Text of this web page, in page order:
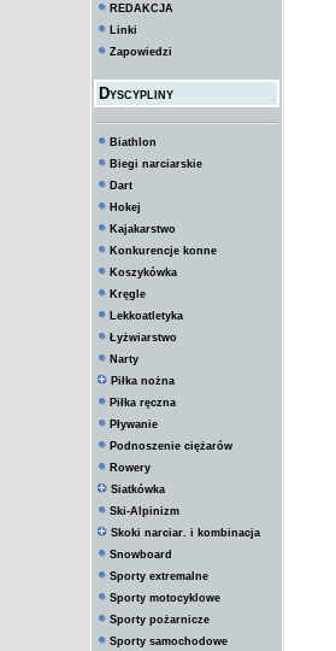
REDAKCJA
Linki
Zapowiedzi
Dyscypliny
Biathlon
Biegi narciarskie
Dart
Hokej
Kajakarstwo
Konkurencje konne
Koszykówka
Kręgle
Lekkoatletyka
Łyżwiarstwo
Narty
Piłka nożna
Piłka ręczna
Pływanie
Podnoszenie ciężarów
Rowery
Siatkówka
Ski-Alpinizm
Skoki narciar. i kombinacja
Snowboard
Sporty extremalne
Sporty motocyklowe
Sporty pożarnicze
Sporty samochodowe